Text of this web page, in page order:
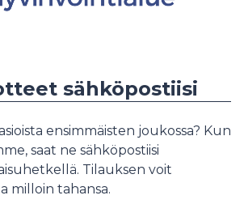
sähköpostiisi
ensimmäisten joukossa? Kun
saat ne sähköpostiisi
Tilauksen voit
milloin tahansa.